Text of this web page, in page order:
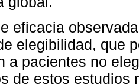
eficacia
elegibilidad, que
a pacientes no
de estos estudios